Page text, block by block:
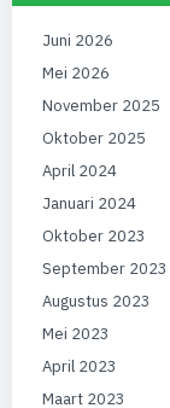
Juni 2026
Mei 2026
November 2025
Oktober 2025
April 2024
Januari 2024
Oktober 2023
September 2023
Augustus 2023
Mei 2023
April 2023
Maart 2023